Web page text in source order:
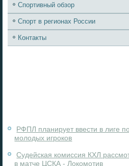
Спортивный обзор
Спорт в регионах России
Контакты
РФПЛ планирует ввести в лиге
молодых игроков
Судейская комиссия КХЛ
в матче ЦСКА - Локомотив